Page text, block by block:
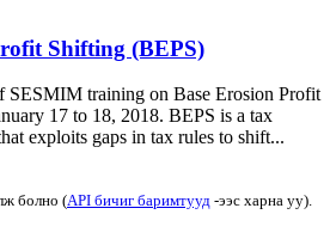
Shifting (BEPS)
SESMIM training on Base Erosion Profit
17 to 18, 2018. BEPS is a tax
exploits gaps in tax rules to shift...
болно (API бичиг баримтууд -ээс харна уу).